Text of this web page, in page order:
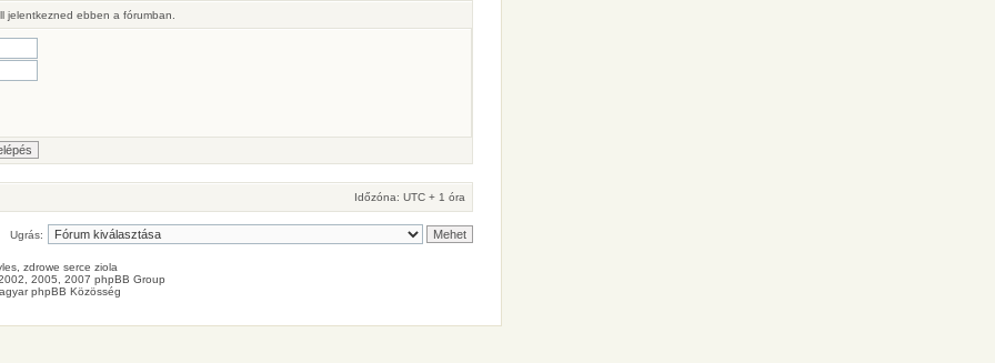
jelentkezned ebben a fórumban.
Időzóna: UTC + 1 óra
Ugrás:
, zdrowe serce ziola
2005, 2007 phpBB Group
phpBB Közösség